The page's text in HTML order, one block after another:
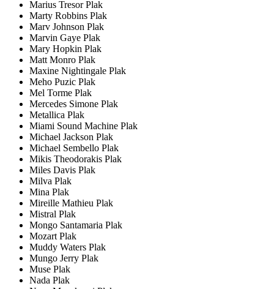
Marius Tresor Plak
Marty Robbins Plak
Marv Johnson Plak
Marvin Gaye Plak
Mary Hopkin Plak
Matt Monro Plak
Maxine Nightingale Plak
Meho Puzic Plak
Mel Torme Plak
Mercedes Simone Plak
Metallica Plak
Miami Sound Machine Plak
Michael Jackson Plak
Michael Sembello Plak
Mikis Theodorakis Plak
Miles Davis Plak
Milva Plak
Mina Plak
Mireille Mathieu Plak
Mistral Plak
Mongo Santamaria Plak
Mozart Plak
Muddy Waters Plak
Mungo Jerry Plak
Muse Plak
Nada Plak